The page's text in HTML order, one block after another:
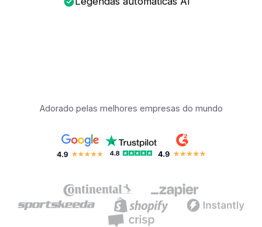
Adorado pelas melhores empresas do mundo